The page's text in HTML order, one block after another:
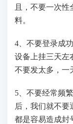
且，不要一次
料。
4、不要登录成
设备上挂三天左
不要发太多，一
5、不要经常频
后，我们就不要
都是容易造成封